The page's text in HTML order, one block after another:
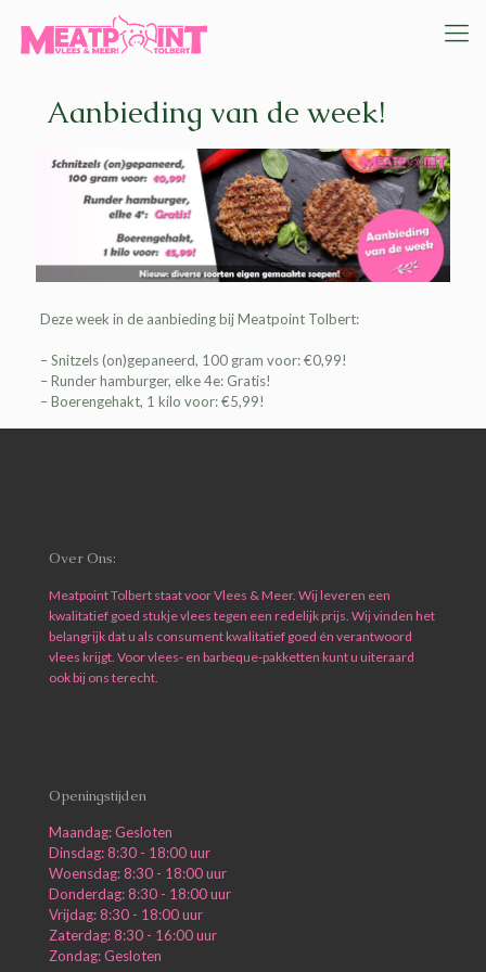
Aanbieding van de week!
Dezeweek in de aanbieding bijMeatpoint Tolbert:
– Snitzels (on)gepaneerd, 100 gram voor: €0,99!
– Runder hamburger, elke 4e: Gratis!
– Boerengehakt, 1 kilo voor: €5,99!
Over Ons:
Meatpoint Tolbert staat voor Vlees & Meer. Wij leveren een
kwalitatief goed stukje vlees tegen een redelijk prijs. Wij vinden het
belangrijk dat u als consument kwalitatief goed én verantwoord
vlees krijgt. Voor vlees- en barbeque-pakketten kunt u uiteraard
ook bij ons terecht.
Openingstijden
Maandag: Gesloten
Dinsdag: 8:30 - 18:00 uur
Woensdag: 8:30 - 18:00 uur
Donderdag: 8:30 - 18:00 uur
Vrijdag: 8:30 - 18:00 uur
Zaterdag: 8:30 - 16:00 uur
Zondag: Gesloten